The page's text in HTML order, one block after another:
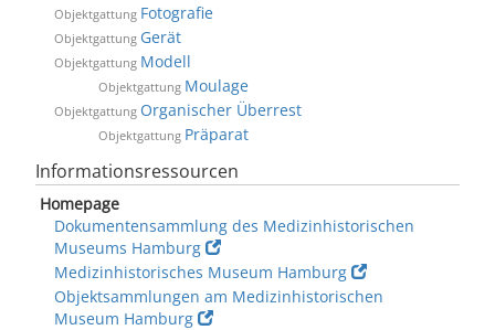
Objektgattung Fotografie
Objektgattung Gerät
Objektgattung Modell
Objektgattung Moulage
Objektgattung Organischer Überrest
Objektgattung Präparat
Informationsressourcen
Homepage
Dokumentensammlung des Medizinhistorischen
Museums Hamburg
Medizinhistorisches Museum Hamburg
Objektsammlungen am Medizinhistorischen
Museum Hamburg